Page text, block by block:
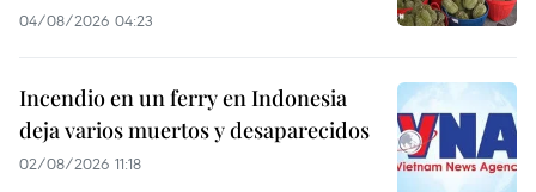
04/08/2026 04:23
Incendio en un ferry en Indonesia
deja varios muertos y desaparecidos
02/08/2026 11:18